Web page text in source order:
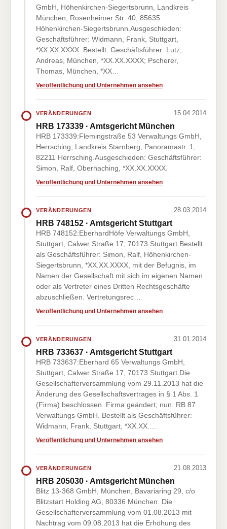
GmbH, Höhenkirchen-Siegertsbrunn, Landkreis
München, Rosenheimer Str. 40, 85635
Höhenkirchen-Siegertsbrunn.Ausgeschieden:
Geschäftsführer: Widmann, Frank, Stuttgart,
*XX.XX.XXXX. Bestellt: Geschäftsführer: Lutz,
Andreas, München, *XX.XX.XXXX; Pscherer,
Thomas, München, *XX…
Veröffentlichung und Unternehmen ansehen
VERÄNDERUNGEN 15.04.2014
HRB 173339 · Amtsgericht München
HRB 173339:Flemingstraße 53 Verwaltungs GmbH,
Herrsching, Landkreis Starnberg, Panoramastr. 1,
82211 Herrsching.Ausgeschieden: Geschäftsführer:
Simon, Ralf, Oberhaching, *XX.XX.XXXX.
Veröffentlichung und Unternehmen ansehen
VERÄNDERUNGEN 28.03.2014
HRB 748152 · Amtsgericht Stuttgart
HRB 748152:EberhardHöfe Verwaltungs GmbH,
Stuttgart, Calwer Straße 17, 70173 Stuttgart.Bestellt
als Geschäftsführer: Simon, Ralf, Höhenkirchen-
Siegertsbrunn, *XX.XX.XXXX, mit der Befugnis, im
Namen der Gesellschaft mit sich im eigenen Namen
oder als Vertreter eines Dritten Rechtsgeschäfte
abzuschließen. Vertretungsrec…
Veröffentlichung und Unternehmen ansehen
VERÄNDERUNGEN 31.01.2014
HRB 733637 · Amtsgericht Stuttgart
HRB 733637:Eberhard 65 Verwaltungs GmbH,
Stuttgart, Calwer Straße 17, 70173 Stuttgart.Die
Gesellschafterversammlung vom 29.11.2013 hat die
Änderung des Gesellschaftsvertrages in § 1 Abs. 1
(Firma) beschlossen. Firma geändert; nun: RB 87
Verwaltungs GmbH. Bestellt als Geschäftsführer:
Widmann, Frank, Stuttgart, *XX.XX.…
Veröffentlichung und Unternehmen ansehen
VERÄNDERUNGEN 21.08.2013
HRB 205030 · Amtsgericht München
Blitz 13-368 GmbH, München, Bavariaring 29, c/o
Blitzstart Holding AG, 80336 München. Die
Gesellschafterversammlung vom 01.08.2013 mit
Nachtrag vom 09.08.2013 hat die Erhöhung des